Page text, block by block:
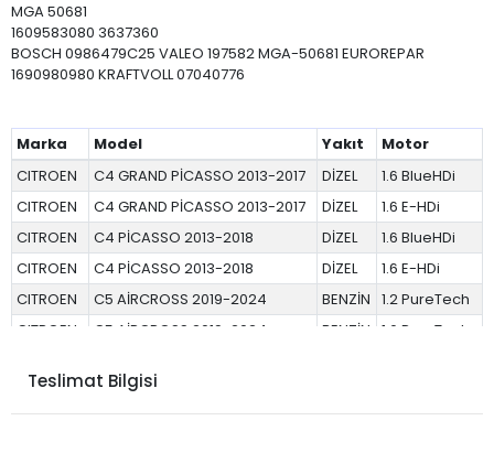
MGA 50681
1609583080 3637360
BOSCH 0986479C25 VALEO 197582 MGA-50681 EUROREPAR
1690980980 KRAFTVOLL 07040776
Marka Model Yakıt
Motor
CITROEN
C4 GRAND PİCASSO 2013-2017 DİZEL
1.6 BlueHDi
CITROEN
C4 GRAND PİCASSO 2013-2017 DİZEL
1.6 E-HDi
CITROEN
C4 PİCASSO 2013-2018 DİZEL
1.6 BlueHDi
CITROEN
C4 PİCASSO 2013-2018 DİZEL
1.6 E-HDi
CITROEN
C5 AİRCROSS 2019-2024 BENZİN 1.2 PureTech
CITROEN
C5 AİRCROSS 2019-2024 BENZİN 1.6 PureTech
CITROEN
JUMPY 2017-2024
Teslimat Bilgisi